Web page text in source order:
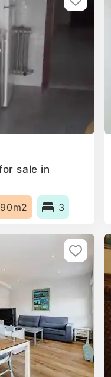
sale in
90m2 3